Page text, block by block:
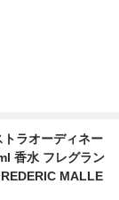
ラオーディネー
香水 フレグラン
MALLE